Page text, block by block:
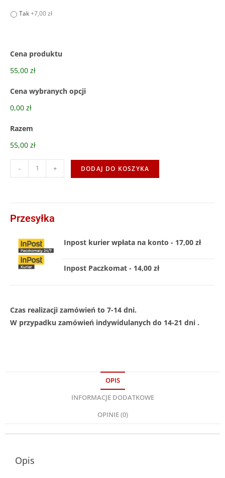
Tak+7,00 zł
Cena produktu
55,00 zł
Cena wybranych opcji
0,00 zł
Razem
55,00 zł
- + DODAJ DO KOSZYKA
Przesyłka
Inpost kurier wpłata na konto - 17,00 zł
Inpost Paczkomat - 14,00 zł
Czas realizacji zamówień to 7-14 dni.
W przypadku zamówień indywidulanych do 14-21 dni .
OPIS
INFORMACJE DODATKOWE
OPINIE (0)
Opis